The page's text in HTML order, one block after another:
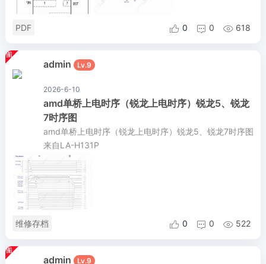
PDF  0  0  618
admin Lv.9
2026-6-10
amd单桥上电时序（锐龙上电时序）锐龙5、锐龙
7时序图
amd单桥上电时序（锐龙上电时序）锐龙5、锐龙7时序图
来自LA-H131P
维修存档  0  0  522
admin Lv.9